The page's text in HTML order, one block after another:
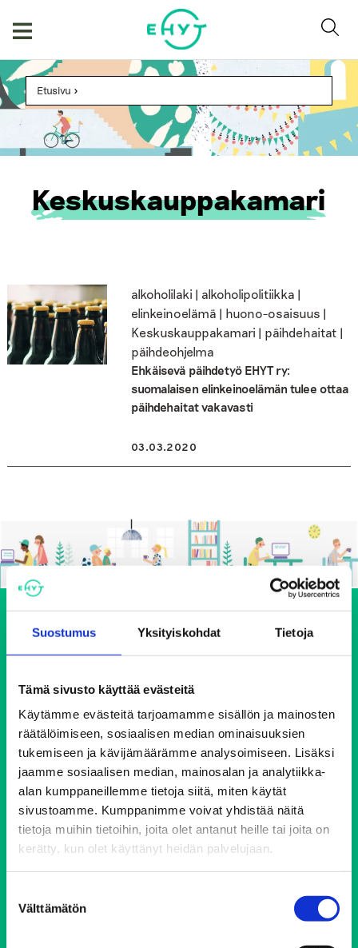
Suostumus Yksityiskohdat Tietoja
Tämä sivusto käyttää evästeitä
Käytämme evästeitä tarjoamamme sisällön ja mainosten
räätälöimiseen, sosiaalisen median ominaisuuksien
tukemiseen ja kävijämäärämme analysoimiseen. Lisäksi
jaamme sosiaalisen median, mainosalan ja analytiikka-
alan kumppaneillemme tietoja siitä, miten käytät
sivustoamme. Kumppanimme voivat yhdistää näitä
tietoja muihin tietoihin, joita olet antanut heille tai joita on
kerätty, kun olet käyttänyt heidän palvelujaan.
valinta
Välttämätön
Etusivu >
Keskuskauppakamari
alkoholilaki | alkoholipolitiikka |
elinkeinoelämä | huono-osaisuus |
Keskuskauppakamari | päihdehaitat |
päihdeohjelma
Ehkäisevä päihdetyö EHYT ry:
suomalaisen elinkeinoelämän tulee ottaa
päihdehaitat vakavasti
03.03.2020
Ehkäisevä päihdetyö EHYT ry
Keskustoimisto
Elimäenkatu 17-19
00510 Helsinki
ehyt@ehyt.fi
Aluetoimistot>>